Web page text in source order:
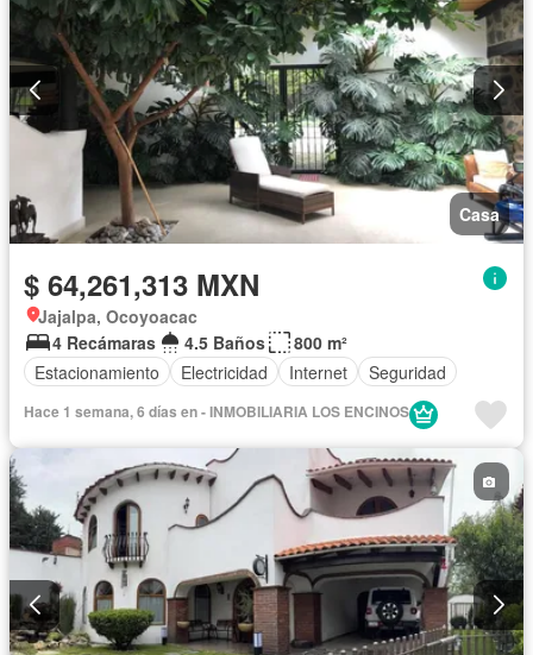
Casa
$ 64,261,313 MXN
Jajalpa, Ocoyoacac
4 Recámaras
4.5 Baños
800 m²
Estacionamiento
Electricidad Internet Seguridad
Hace 1 semana, 6 días en - INMOBILIARIA LOS ENCINOS